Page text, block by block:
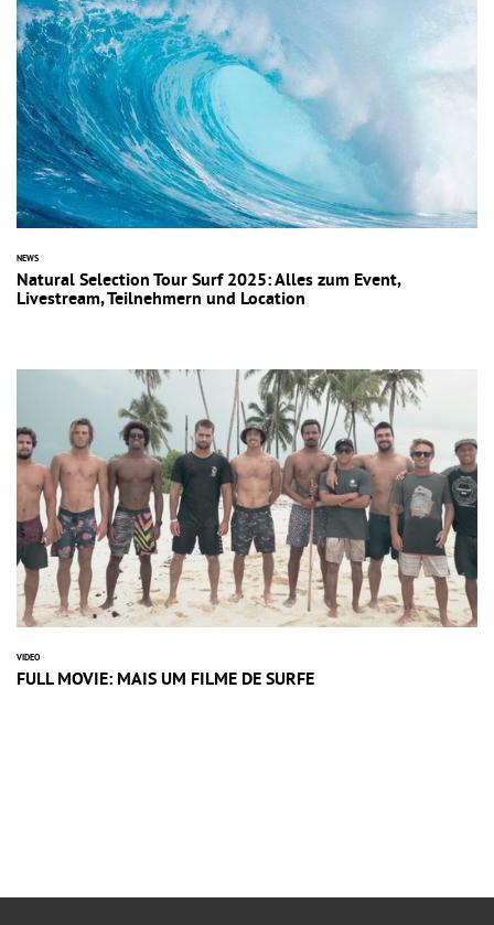
NEWS
Natural Selection Tour Surf 2025: Alles zum Event,
Livestream, Teilnehmern und Location
VIDEO
FULL MOVIE: MAIS UM FILME DE SURFE